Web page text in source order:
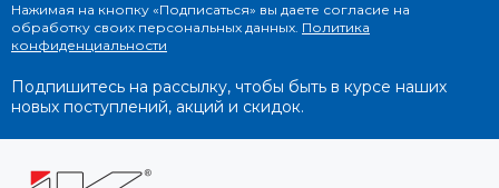
Нажимая на кнопку «Подписаться» вы даете согласие на
обработку своих персональных данных. Политика
конфиденциальности
Подпишитесь на рассылку, чтобы быть в курсе наших
новых поступлений, акций и скидок.